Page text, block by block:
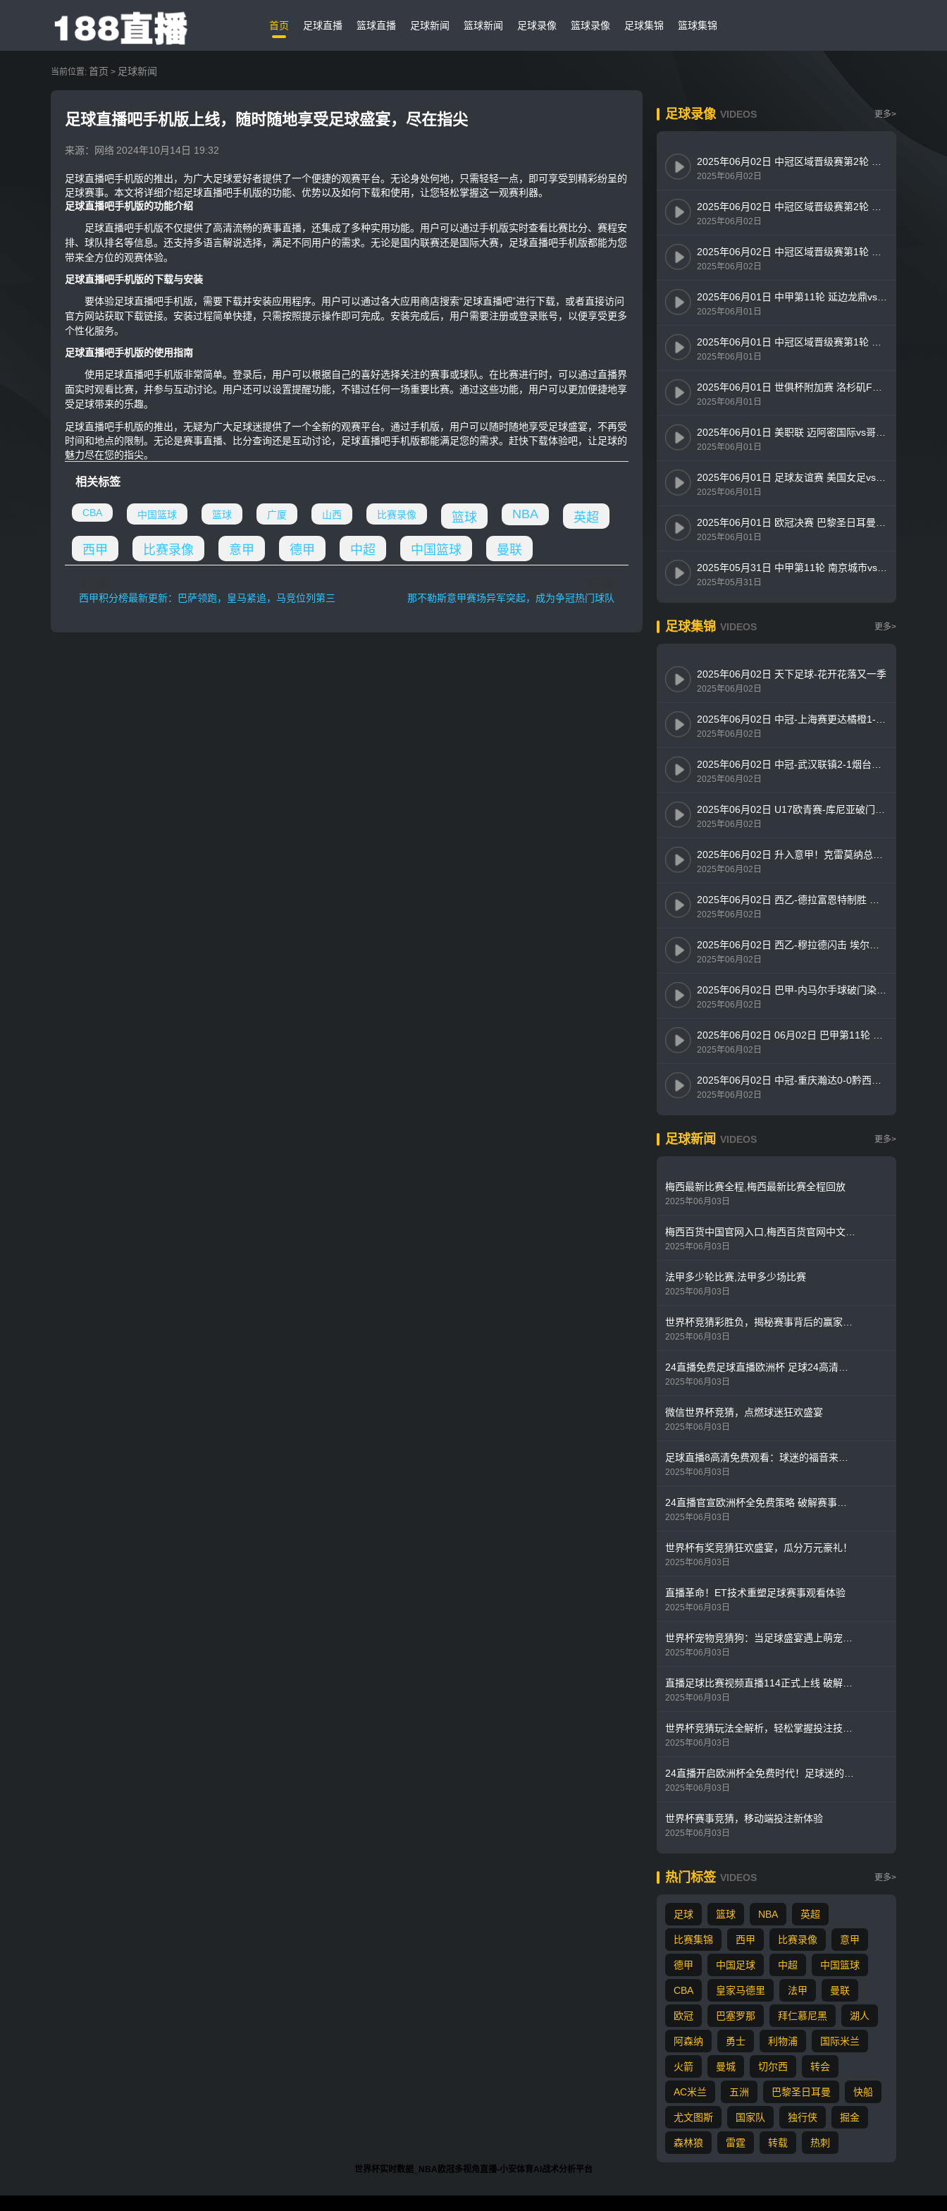
首页 足球直播 篮球直播 足球新闻 篮球新闻 足球录像 篮球录像 足球集锦 篮球集锦
当前位置: 首页 > 足球新闻
足球直播吧手机版上线，随时随地享受足球盛宴，尽在指尖
来源：网络2024年10月14日 19:32
足球直播吧手机版的推出，为广大足球爱好者提供了一个便捷的观赛平台。无论身处何地，只需轻轻一点，即可享受到精彩纷呈的
足球赛事。本文将详细介绍足球直播吧手机版的功能、优势以及如何下载和使用，让您轻松掌握这一观赛利器。
足球直播吧手机版的功能介绍
足球直播吧手机版不仅提供了高清流畅的赛事直播，还集成了多种实用功能。用户可以通过手机版实时查看比赛比分、赛程安
排、球队排名等信息。还支持多语言解说选择，满足不同用户的需求。无论是国内联赛还是国际大赛，足球直播吧手机版都能为您
带来全方位的观赛体验。
足球直播吧手机版的下载与安装
要体验足球直播吧手机版，需要下载并安装应用程序。用户可以通过各大应用商店搜索“足球直播吧”进行下载，或者直接访问
官方网站获取下载链接。安装过程简单快捷，只需按照提示操作即可完成。安装完成后，用户需要注册或登录账号，以便享受更多
个性化服务。
足球直播吧手机版的使用指南
使用足球直播吧手机版非常简单。登录后，用户可以根据自己的喜好选择关注的赛事或球队。在比赛进行时，可以通过直播界
面实时观看比赛，并参与互动讨论。用户还可以设置提醒功能，不错过任何一场重要比赛。通过这些功能，用户可以更加便捷地享
受足球带来的乐趣。
足球直播吧手机版的推出，无疑为广大足球迷提供了一个全新的观赛平台。通过手机版，用户可以随时随地享受足球盛宴，不再受
时间和地点的限制。无论是赛事直播、比分查询还是互动讨论，足球直播吧手机版都能满足您的需求。赶快下载体验吧，让足球的
魅力尽在您的指尖。
相关标签
CBA 中国篮球 篮球 广厦 山西 比赛录像 篮球 NBA 英超
西甲 比赛录像 意甲 德甲 中超 中国篮球 曼联
西甲积分榜最新更新：巴萨领跑，皇马紧追，马竞位列第三
那不勒斯意甲赛场异军突起，成为争冠热门球队
足球录像 VIDEOS 更多>
2025年06月02日 中冠区域晋级赛第2轮 上海橘橙vs湖州美奇 全场录像
2025年06月02日
2025年06月02日 中冠区域晋级赛第2轮 武汉联镇vs烟台黄渤海新区鑫海中天 全场录像
2025年06月02日
2025年06月02日 中冠区域晋级赛第1轮 重庆瀚达vs黔西南栩烽棠 全场录像
2025年06月02日
2025年06月01日 中甲第11轮 延边龙鼎vs苏州东吴 全场录像
2025年06月01日
2025年06月01日 中冠区域晋级赛第1轮 深圳吉祥vs四川青年竞技 全场录像
2025年06月01日
2025年06月01日 世俱杯附加赛 洛杉矶FCvs墨西哥美洲 全场录像
2025年06月01日
2025年06月01日 美职联 迈阿密国际vs哥伦布机员 全场录像
2025年06月01日
2025年06月01日 足球友谊赛 美国女足vs中国女足 全场录像
2025年06月01日
2025年06月01日 欧冠决赛 巴黎圣日耳曼vs国际米兰 全场录像
2025年06月01日
2025年05月31日 中甲第11轮 南京城市vs广东广州豹 全场录像
2025年05月31日
足球集锦 VIDEOS 更多>
2025年06月02日 天下足球-花开花落又一季
2025年06月02日
2025年06月02日 中冠-上海赛更达橘橙1-0湖州美奇 徐永乐内切推射致胜
2025年06月02日
2025年06月02日 中冠-武汉联镇2-1烟台鑫海中天 范金汭补时绝杀
2025年06月02日
2025年06月02日 U17欧青赛-库尼亚破门内维斯建功 葡萄牙3-0完胜法国夺冠
2025年06月02日
2025年06月02日 升入意甲！克雷莫纳总分3-2斯佩齐亚 德卢卡双响斯佩齐亚2分钟2球
2025年06月02日
2025年06月02日 西乙-德拉富恩特制胜 莱万特1-0埃瓦尔夺冠升西甲
2025年06月02日
2025年06月02日 西乙-穆拉德闪击 埃尔切4-0大胜拉科第二升西甲
2025年06月02日
2025年06月02日 巴甲-内马尔手球破门染红 桑托斯0-1遭博塔弗戈绝杀
2025年06月02日
2025年06月02日 06月02日 巴甲第11轮 桑托斯vs博塔弗戈 精彩片段
2025年06月02日
2025年06月02日 中冠-重庆瀚达0-0黔西南栩烽棠 双方握手言和
2025年06月02日
足球新闻 VIDEOS 更多>
梅西最新比赛全程,梅西最新比赛全程回放
2025年06月03日
梅西百货中国官网入口,梅西百货官网中文版app
2025年06月03日
法甲多少轮比赛,法甲多少场比赛
2025年06月03日
世界杯竞猜彩胜负，揭秘赛事背后的赢家法则
2025年06月03日
24直播免费足球直播欧洲杯 足球24高清直播颠覆观赛体验
2025年06月03日
微信世界杯竞猜，点燃球迷狂欢盛宴
2025年06月03日
足球直播8高清免费观看：球迷的福音来了！
2025年06月03日
24直播官宣欧洲杯全免费策略 破解赛事转播权困局
2025年06月03日
世界杯有奖竞猜狂欢盛宴，瓜分万元豪礼！
2025年06月03日
直播革命！ET技术重塑足球赛事观看体验
2025年06月03日
世界杯宠物竞猜狗：当足球盛宴遇上萌宠预测热潮
2025年06月03日
直播足球比赛视频直播114正式上线 破解体育赛事观看新痛点
2025年06月03日
世界杯竞猜玩法全解析，轻松掌握投注技巧与策略
2025年06月03日
24直播开启欧洲杯全免费时代！足球迷的狂欢永不掉线
2025年06月03日
世界杯赛事竞猜，移动端投注新体验
2025年06月03日
热门标签 VIDEOS 更多>
足球 篮球 NBA 英超
比赛集锦 西甲 比赛录像 意甲
德甲 中国足球 中超 中国篮球
CBA 皇家马德里 法甲 曼联
欧冠 巴塞罗那 拜仁慕尼黑 湖人
阿森纳 勇士 利物浦 国际米兰
火箭 曼城 切尔西 转会
AC米兰 五洲 巴黎圣日耳曼 快船
尤文图斯 国家队 独行侠 掘金
森林狼 雷霆 转载 热刺
世界杯实时数据_NBA欧冠多视角直播-小安体育AI战术分析平台